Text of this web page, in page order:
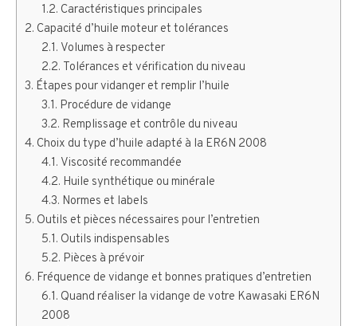
Caractéristiques principales
Capacité d’huile moteur et tolérances
Volumes à respecter
Tolérances et vérification du niveau
Étapes pour vidanger et remplir l’huile
Procédure de vidange
Remplissage et contrôle du niveau
Choix du type d’huile adapté à la ER6N 2008
Viscosité recommandée
Huile synthétique ou minérale
Normes et labels
Outils et pièces nécessaires pour l’entretien
Outils indispensables
Pièces à prévoir
Fréquence de vidange et bonnes pratiques d’entretien
Quand réaliser la vidange de votre Kawasaki ER6N
2008